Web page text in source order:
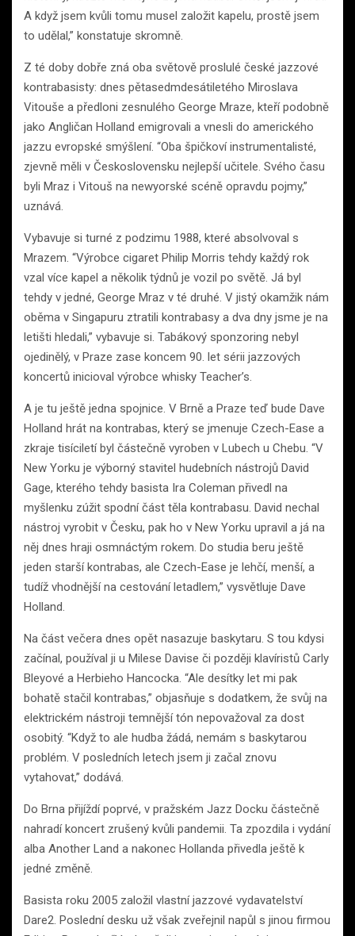
A když jsem kvůli tomu musel založit kapelu, prostě jsem
to udělal,” konstatuje skromně.
Z té doby dobře zná oba světově proslulé české jazzové
kontrabasisty: dnes pětasedmdesátiletého Miroslava
Vitouše a předloni zesnulého George Mraze, kteří podobně
jako Angličan Holland emigrovali a vnesli do amerického
jazzu evropské smýšlení. “Oba špičkoví instrumentalisté,
zjevně měli v Československu nejlepší učitele. Svého času
byli Mraz i Vitouš na newyorské scéně opravdu pojmy,”
uznává.
Vybavuje si turné z podzimu 1988, které absolvoval s
Mrazem. “Výrobce cigaret Philip Morris tehdy každý rok
vzal více kapel a několik týdnů je vozil po světě. Já byl
tehdy v jedné, George Mraz v té druhé. V jistý okamžik nám
oběma v Singapuru ztratili kontrabasy a dva dny jsme je na
letišti hledali,” vybavuje si. Tabákový sponzoring nebyl
ojedinělý, v Praze zase koncem 90. let sérii jazzových
koncertů inicioval výrobce whisky Teacher’s.
A je tu ještě jedna spojnice. V Brně a Praze teď bude Dave
Holland hrát na kontrabas, který se jmenuje Czech-Ease a
zkraje tisíciletí byl částečně vyroben v Lubech u Chebu. “V
New Yorku je výborný stavitel hudebních nástrojů David
Gage, kterého tehdy basista Ira Coleman přivedl na
myšlenku zúžit spodní část těla kontrabasu. David nechal
nástroj vyrobit v Česku, pak ho v New Yorku upravil a já na
něj dnes hraji osmnáctým rokem. Do studia beru ještě
jeden starší kontrabas, ale Czech-Ease je lehčí, menší, a
tudíž vhodnější na cestování letadlem,” vysvětluje Dave
Holland.
Na část večera dnes opět nasazuje baskytaru. S tou kdysi
začínal, používal ji u Milese Davise či později klavíristů Carly
Bleyové a Herbieho Hancocka. “Ale desítky let mi pak
bohatě stačil kontrabas,” objasňuje s dodatkem, že svůj na
elektrickém nástroji temnější tón nepovažoval za dost
osobitý. “Když to ale hudba žádá, nemám s baskytarou
problém. V posledních letech jsem ji začal znovu
vytahovat,” dodává.
Do Brna přijíždí poprvé, v pražském Jazz Docku částečně
nahradí koncert zrušený kvůli pandemii. Ta zpozdila i vydání
alba Another Land a nakonec Hollanda přivedla ještě k
jedné změně.
Basista roku 2005 založil vlastní jazzové vydavatelství
Dare2. Poslední desku už však zveřejnil napůl s jinou firmou